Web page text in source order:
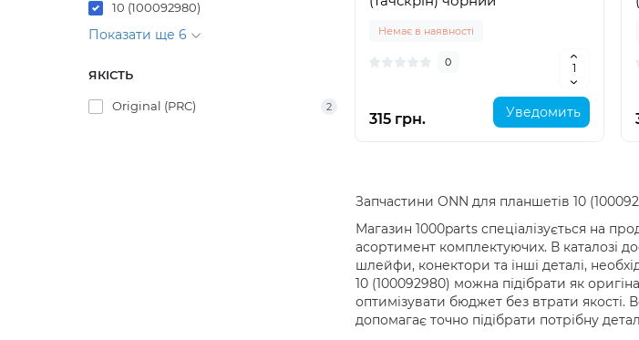
10 (100092980)
Показати ще 6
ЯКІСТЬ
Original (PRC) 2
Немає в наявності
0
315 грн. Уведомить
Запчастини ONN для планшетів 10
Магазин 1000parts спеціалізується на
асортимент комплектуючих. В каталозі
шлейфи, конектори та інші деталі,
10 (100092980) можна підібрати як
оптимізувати бюджет без втрати
допомагає точно підібрати потрібну